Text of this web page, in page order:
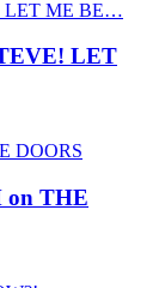
LET
on THE